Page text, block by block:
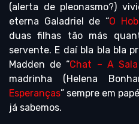
(alerta de pleonasmo?)
eterna Galadriel de “O
duas filhas tão más
servente. E daí bla bla bla
Madden de “Chat – A
madrinha (Helena
Esperanças” sempre em
já sabemos.